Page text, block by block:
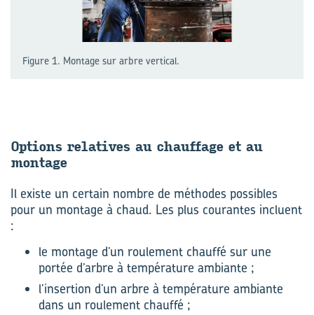
Figure 1. Montage sur arbre vertical.
Op­tions re­la­tives au chauf­fage et au
mon­tage
Il existe un certain nombre de méthodes possibles
pour un montage à chaud. Les plus courantes incluent
:
le montage d’un roulement chauffé sur une
portée d’arbre à température ambiante ;
l’insertion d’un arbre à température ambiante
dans un roulement chauffé ;